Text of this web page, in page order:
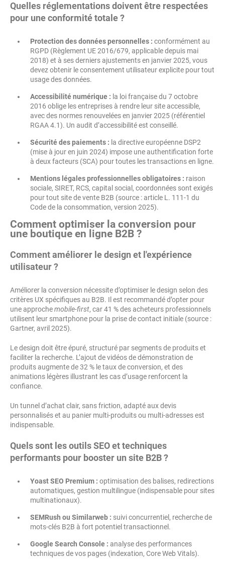
Quelles réglementations doivent être respectées
pour une conformité totale ?
Protection des données personnelles : conformément au
RGPD (Règlement UE 2016/679, applicable depuis mai
2018) et à ses derniers ajustements en janvier 2025, vous
devez obtenir le consentement utilisateur explicite pour tout
usage des données.
Accessibilité numérique : la loi française du 7 octobre
2016 oblige les entreprises à rendre leur site accessible,
avec des normes renouvelées en janvier 2025 (référentiel
RGAA 4.1). Un audit d’accessibilité est conseillé.
Sécurité des paiements : la directive européenne DSP2
(mise à jour en juin 2024) impose une authentification forte
à deux facteurs (SCA) pour toutes les transactions en ligne.
Mentions légales professionnelles obligatoires : raison
sociale, SIRET, RCS, capital social, coordonnées sont exigés
pour tout site de vente B2B (source : article L. 111-1 du
Code de la consommation, version 2025).
Comment optimiser la conversion pour
une boutique en ligne B2B ?
Comment améliorer le design et l'expérience
utilisateur ?
Améliorer la conversion nécessite d’optimiser le design selon des
critères UX spécifiques au B2B. Il est recommandé d’opter pour
une approchemobile-first, car 41 % des acheteurs professionnels
utilisent leur smartphone pour la prise de contact initiale (source :
Gartner, avril 2025).
Le design doit être épuré, structuré par segments de produits et
faciliter la recherche. L’ajout de vidéos de démonstration de
produits augmente de 32 % le taux de conversion, et des
animations légères illustrant les cas d’usage renforcent la
confiance.
Un tunnel d’achat clair, sans friction, adapté aux devis
personnalisés et au panier multi-produits ou multi-adresses est
indispensable.
Quels sont les outils SEO et techniques
performants pour booster un site B2B ?
Yoast SEO Premium : optimisation des balises, redirections
automatiques, gestion multilingue (indispensable pour sites
multinationaux).
SEMRush ou Similarweb : suivi concurrentiel, recherche de
mots-clés B2B à fort potentiel transactionnel.
Google Search Console : analyse des performances
techniques de vos pages (indexation, Core Web Vitals).